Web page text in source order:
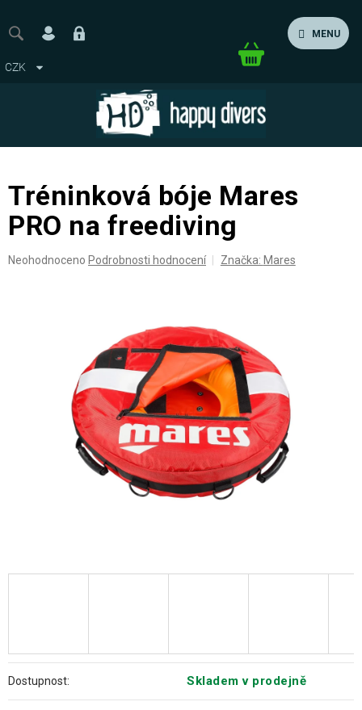
obsah
MENU
CZK
Nákupní
Tréninková bóje Mares
PRO na freediving
Průměrné
Neohodnoceno Podrobnosti hodnocení Značka: Mares
Dostupnost: Skladem v prodejně